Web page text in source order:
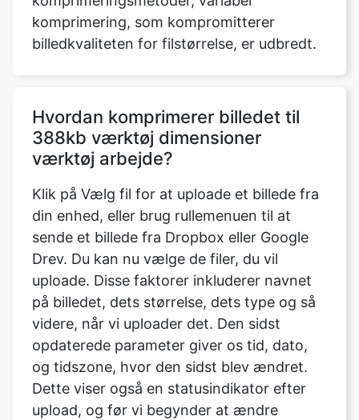
Hvordan komprimerer billedet til
Klik på Vælg fil for at uploade et billede fra
din enhed, eller brug rullemenuen til at
sende et billede fra Dropbox eller Google
Drev. Du kan nu vælge de filer, du vil
uploade. Disse faktorer inkluderer navnet
på billedet, dets størrelse, dets type og så
videre, når vi uploader det. Den sidst
opdaterede parameter giver os tid, dato,
og tidszone, hvor den sidst blev ændret.
Dette viser også en statusindikator efter
upload, og før vi begynder at ændre
billedfilen, der blev uploadet. Det giver
brugeren mulighed for at ændre billedets
proportioner ved at ændre metrics såsom